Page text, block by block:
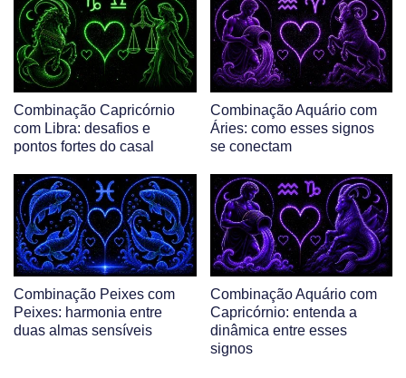
Combinação Capricórnio
com Libra: desafios e
pontos fortes do casal
Combinação Aquário com
Áries: como esses signos
se conectam
Combinação Peixes com
Peixes: harmonia entre
duas almas sensíveis
Combinação Aquário com
Capricórnio: entenda a
dinâmica entre esses
signos